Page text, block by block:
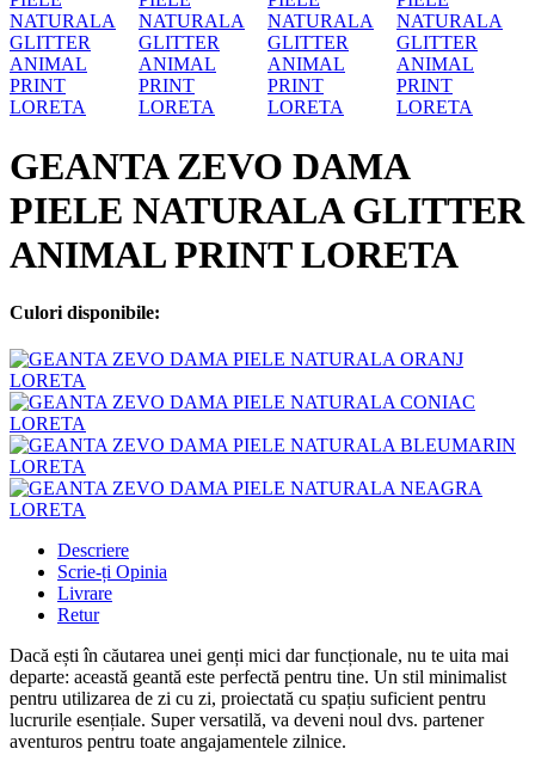
GEANTA ZEVO DAMA
PIELE NATURALA GLITTER
ANIMAL PRINT LORETA
Culori disponibile:
Descriere
Scrie-ți Opinia
Livrare
Retur
Dacă ești în căutarea unei genți mici dar funcționale, nu te uita mai
departe: această geantă este perfectă pentru tine. Un stil minimalist
pentru utilizarea de zi cu zi, proiectată cu spațiu suficient pentru
lucrurile esențiale. Super versatilă, va deveni noul dvs. partener
aventuros pentru toate angajamentele zilnice.